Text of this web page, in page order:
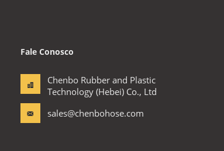
Fale Conosco
Chenbo Rubber and Plastic
Technology (Hebei) Co., Ltd
sales@chenbohose.com